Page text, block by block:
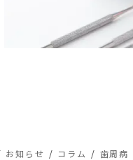
お知らせ コラム 歯周病